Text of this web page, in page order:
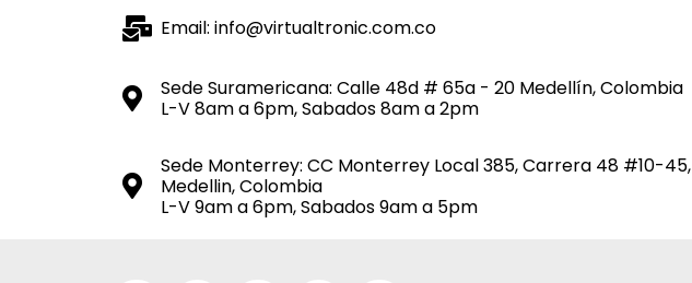
Email: info@virtualtronic.com.co
Sede Suramericana: Calle 48d # 65a - 20 Medellín, Colombia
L-V 8am a 6pm, Sabados 8am a 2pm
Sede Monterrey: CC Monterrey Local 385, Carrera 48 #10-45,
Medellin, Colombia
L-V 9am a 6pm, Sabados 9am a 5pm